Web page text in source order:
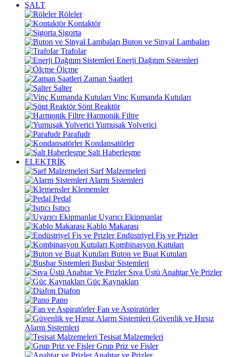
ŞALT
Röleler
Kontaktör
Sigorta
Buton ve Sinyal Lambaları
Trafolar
Enerji Dağıtım Sistemleri
Ölçme
Zaman Saatleri
Şalter
Vinç Kumanda Kutuları
Şönt Reaktör
Harmonik Filtre
Yumuşak Yolverici
Parafudr
Kondansatörler
Şalt Haberleşme
ELEKTRİK
Sarf Malzemeleri
Alarm Sistemleri
Klemensler
Pedal
Isıtıcı
Uyarıcı Ekipmanlar
Kablo Makarası
Endüstriyel Fiş ve Prizler
Kombinasyon Kutuları
Buton ve Buat Kutuları
Busbar Sistemleri
Sıva Üstü Anahtar Ve Prizler
Güç Kaynakları
Diafon
Pano
Fan ve Aspiratörler
Güvenlik ve Hırsız
Alarm Sistemleri
Tesisat Malzemeleri
Grup Priz ve Fişler
Anahtar ve Prizler